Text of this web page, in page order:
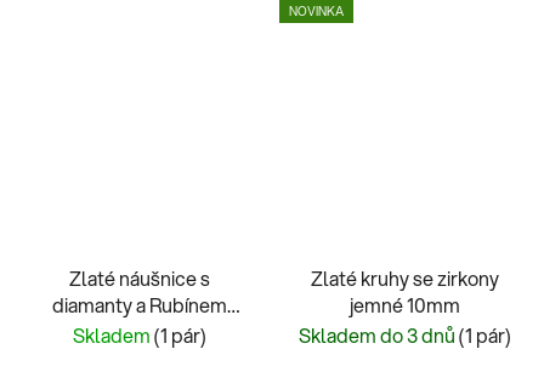
Zlaté náušnice s
diamanty a Rubínem
rosegold
Skladem(1 pár)
NOVINKA
Zlaté kruhy se zirkony
jemné 10mm
Skladem do 3 dnů(1 pár)